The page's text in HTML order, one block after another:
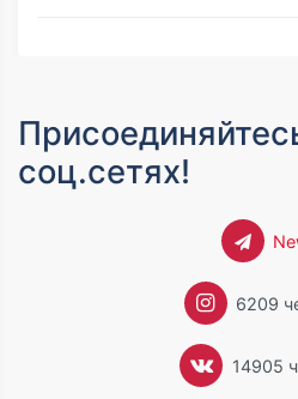
соц.сетях!
6209
14905